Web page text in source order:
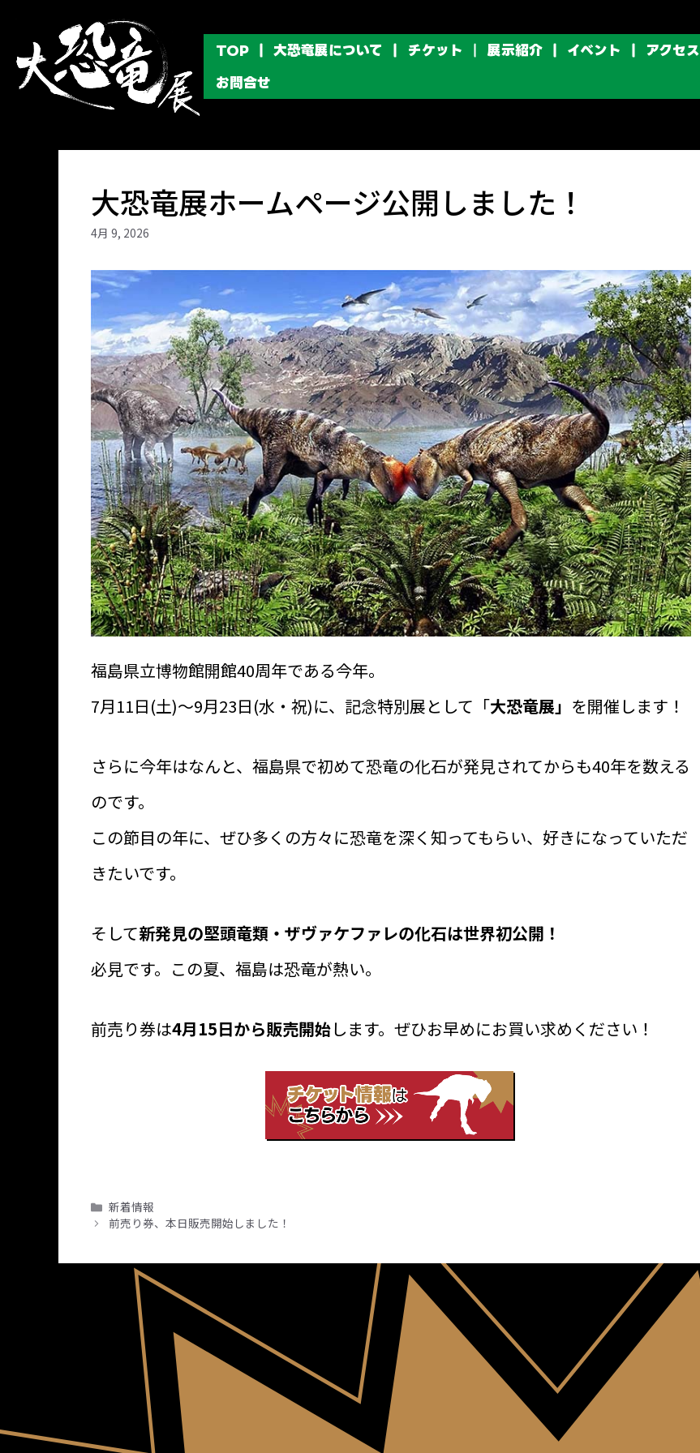
TOP 大恐竜展について チケット 展示紹介 イベント アクセス
お問合せ
大恐竜展ホームページ公開しました！
4月 9, 2026
福島県立博物館開館40周年である今年。
7月11日(土)～9月23日(水・祝)に、記念特別展として「大恐竜展」 を開催します！
さらに今年はなんと、福島県で初めて恐竜の化石が発見されてからも40年を数える
のです。
この節目の年に、ぜひ多くの方々に恐竜を深く知ってもらい、好きになっていただ
きたいです。
そして新発見の堅頭竜類・ザヴァケファレの化石は世界初公開！
必見です。この夏、福島は恐竜が熱い。
前売り券は4月15日から販売開始します。ぜひお早めにお買い求めください！
カ
テ
新着情報
前売り券、本日販売開始しました！